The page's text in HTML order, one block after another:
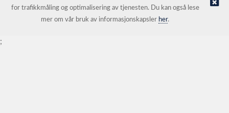
© Kontorvarehuset Bergen AS |Nettbutikk levert av Kréatif
for trafikkmåling og optimalisering av tjenesten. Du kan også lese
mer om vår bruk av informasjonskapsler her.
;